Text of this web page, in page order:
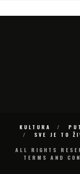
KULTURA
SVE JE TO
ALL RIGHTS
TERMS AND